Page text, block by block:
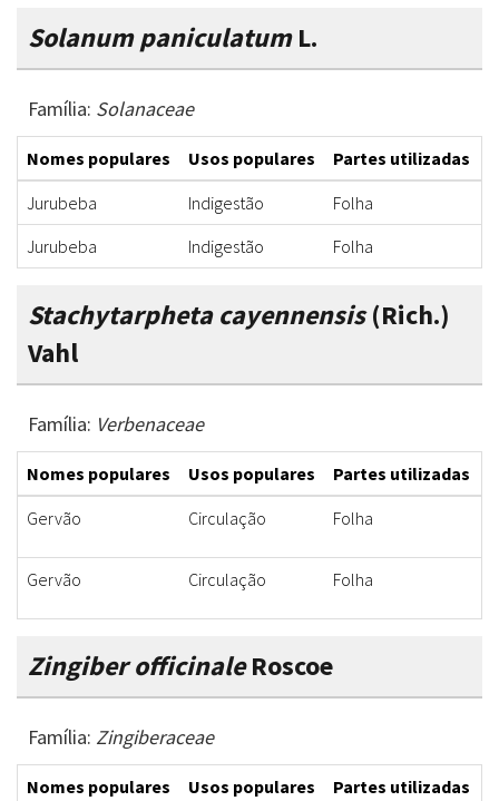
Solanum paniculatumL.
Família: Solanaceae
Nomes populares Usos populares Partes utilizadas
Jurubeba
Indigestão Folha
Jurubeba
Indigestão Folha
Stachytarpheta cayennensis(Rich.)
Vahl
Família: Verbenaceae
Nomes populares Usos populares Partes utilizadas
Gervão
Circulação Folha
Gervão Circulação Folha
Zingiber officinaleRoscoe
Família: Zingiberaceae
Nomes populares Usos populares Partes utilizadas